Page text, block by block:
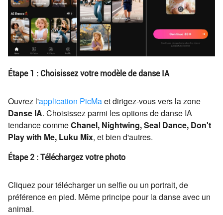
Étape 1 : Choisissez votre modèle de danse IA
Ouvrez l'application PicMaet dirigez-vous vers la zone
Danse IA. Choisissez parmi les options de danse IA
tendance commeChanel, Nightwing, Seal Dance, Don't
Play with Me, Luku Mix, et bien d'autres.
Étape 2 : Téléchargez votre photo
Cliquez pour télécharger un selfie ou un portrait, de
préférence en pied. Même principe pour la danse avec un
animal.